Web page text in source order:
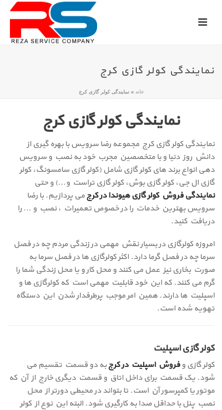
نمایندگی کولر گازی کرج
خانه »نمایندگی کولر گازی کرج
نمایندگی کولر گازی کرج
نمایندگی کولر گازی کرج مجموعه رضا سرویس با بهره گیری از
دانش روز دنیا و با متخصصین مجرب خود به نصب و سرویس
دهی انواع برند های کولر گازی شامل (کولر گازی سامسونگ، کولر
گازی ال جی، کولر گازی بوش، کولر گازی تراست و…) و حتی
نمایندگی فروش کولر گازی هیوندا در کرجمی پردازیم. با رضا
سرویس بهترین خدمات را در خصوص تعمیرات ، نصب و … را
دریافت کنید.
امروزه کولرگازی در بسیار نقش مهمی در زندگی مردم چه در فصل
سرما چه در فصل گرما دارد. اکثر کولرگازی ها در فصل سرما به
صورت بخاری نیز عمل می کنند و محل کار و یا محل زندگی شما را
گرم می کنند. که این خود قابلیت مهمی است که کولرگازی ها و
اسپلیت ها دارند. همین امر موجب پرطرفدار شدن این دستگاه
تهویه شده است.
کولر گازی اسپلیت
کولر گازی وفروش اسپلیت در کرجبه دو قسمت تقسیم می‌
شود. یک قسمت برای داخل اتاق و قسمت دیگری خارج از آن که
موتور یا کمپرسور آن است. تا بتواند در محیطی دورتر از محل
نصب پنل با حداقل صدا به‌ کارگیری شود. البته این نوع از کولر